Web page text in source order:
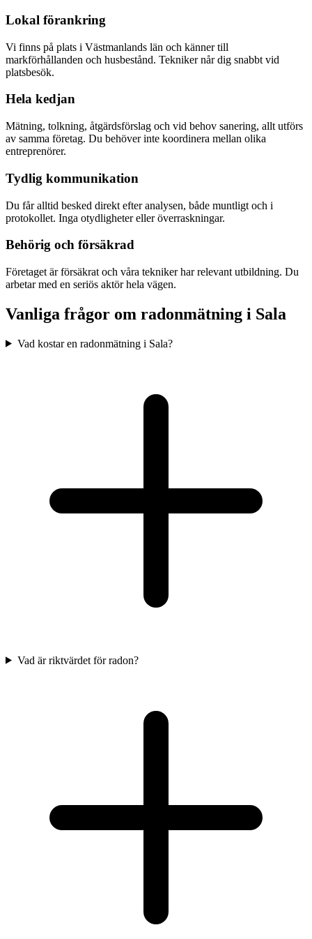
Lokal förankring
Vi finns på plats i Västmanlands län och känner till
markförhållanden och husbestånd. Tekniker når dig snabbt vid
platsbesök.
Hela kedjan
Mätning, tolkning, åtgärdsförslag och vid behov sanering, allt utförs
av samma företag. Du behöver inte koordinera mellan olika
entreprenörer.
Tydlig kommunikation
Du får alltid besked direkt efter analysen, både muntligt och i
protokollet. Inga otydligheter eller överraskningar.
Behörig och försäkrad
Företaget är försäkrat och våra tekniker har relevant utbildning. Du
arbetar med en seriös aktör hela vägen.
Vanliga frågor om radonmätning i Sala
Vad kostar en radonmätning i Sala?
Vad är riktvärdet för radon?